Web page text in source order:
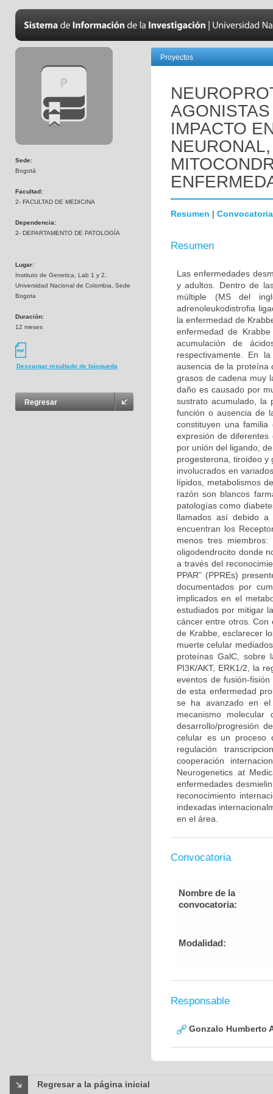
Sede:
Bogotá
Facultad:
2- FACULTAD DE MEDICINA
Dependencia:
2- DEPARTAMENTO DE PATOLOGÍA
Lugar:
Instituto de Genetica, Lab 1 y 2,
Universidad Nacional de Colombia, Sede
Bogota
Duración:
12 meses
Descargar resultado de búsqueda
Regresar
Proyectos
IMPACTO
Resumen | Convocatoria
Resumen
Las enfermedades
y adultos. Dentro de
múltiple (MS del
adrenoleukodistrofia
la enfermedad de
enfermedad de
acumulación de
respectivamente. En
ausencia de la proteína
grasos de cadena muy
daño es causado por
sustrato acumulado, la
función o ausencia de
constituyen una
expresión de
por unión del ligando;
progesterona, tiroideo y
involucrados en
lípidos, metabolismos
razón son blancos
patologías como
llamados así debido
encuentran los
menos tres miembros:
oligodendrocito donde
a través del
PPAR” (PPREs)
documentados por
implicados en el
estudiados por mitigar
cáncer entre otros. Con
de Krabbe, esclarecer
muerte celular
proteínas GalC, sobre
PI3K/AKT, ERK1/2, la
eventos de fusión-
de esta enfermedad
se ha avanzado en el
mecanismo
desarrollo/progresión
celular es un proceso
regulación
cooperación
Neurogenetics at
enfermedades
reconocimiento
indexadas
en el área.
Convocatoria
Nombre de la
convocatoria:
Modalidad:
Responsable
Gonzalo Humberto
Regresar a la página inicial